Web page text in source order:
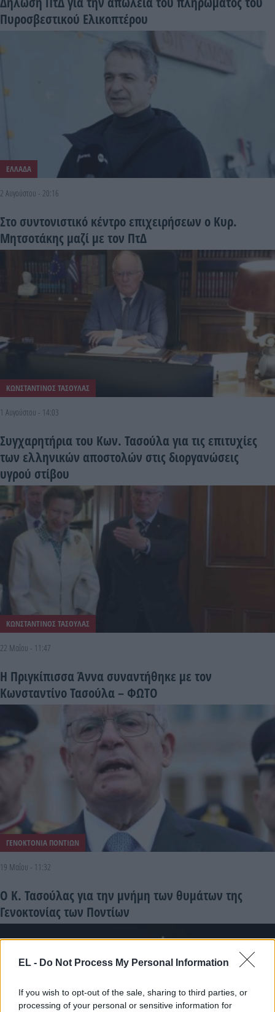
EL - Do Not Process My Personal Information
If you wish to opt-out of the sale, sharing to third parties, or
processing of your personal or sensitive information for
Πυροσβεστικού Ελικοπτέρου
ΕΛΛΑΔΑ
2 Αυγούστου - 20:16
Στο συντονιστικό κέντρο επιχειρήσεων ο Κυρ.
Μητσοτάκης μαζί με τον ΠτΔ
ΚΩΝΣΤΑΝΤΙΝΟΣ ΤΑΣΟΥΛΑΣ
1 Αυγούστου - 14:03
Συγχαρητήρια του Κων. Τασούλα για τις επιτυχίες
των ελληνικών αποστολών στις διοργανώσεις
υγρού στίβου
ΚΩΝΣΤΑΝΤΙΝΟΣ ΤΑΣΟΥΛΑΣ
22 Μαΐου - 11:47
Η Πριγκίπισσα Άννα συναντήθηκε με τον
Κωνσταντίνο Τασούλα – ΦΩΤΟ
ΓΕΝΟΚΤΟΝΙΑ ΠΟΝΤΙΩΝ
19 Μαΐου - 11:32
Ο Κ. Τασούλας για την μνήμη των θυμάτων της
Γενοκτονίας των Ποντίων